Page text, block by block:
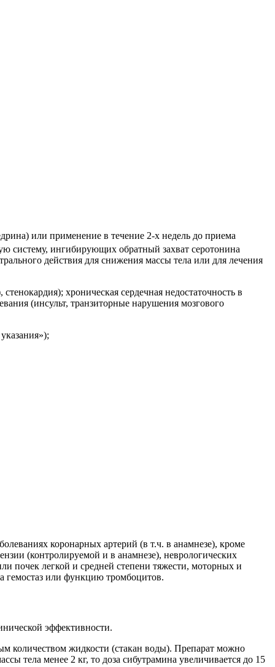
или применение в течение 2‑х недель до приема
систему, ингибирующих обратный захват серотонина
действия для снижения массы тела или для лечения
хроническая сердечная недостаточность в
(инсульт, транзиторные нарушения мозгового
коронарных артерий (в т.ч. в анамнезе), кроме
(контролируемой и в анамнезе), неврологических
почек легкой и средней степени тяжести, моторных и
гемостаз или функцию тромбоцитов.
эффективности.
количеством жидкости (стакан воды). Препарат можно
тела менее 2 кг, то доза сибутрамина увеличивается до 15